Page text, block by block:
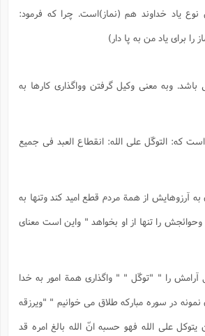
نوع یاد خداوند هم (نماز)است. چرا که فرمود:
برای یاد من به پا دار)
وبه معنی وکیل گرفتن وواگذاری کارها به
که: التوکّل علی الله: انقطاع العبد فی جمیع
آرزوهایش از همة مردم قطع امید کند وتنها به
وحوائجش را تنها از او بخواهد " واین است معنای
آرامش را " "توکّل " " واگذاری همة امور به خدا
در سوره مبارکه طلاق می خوانیم " "ویرزقه
علی الله فهو حسبه انّ الله بالغ امره قد